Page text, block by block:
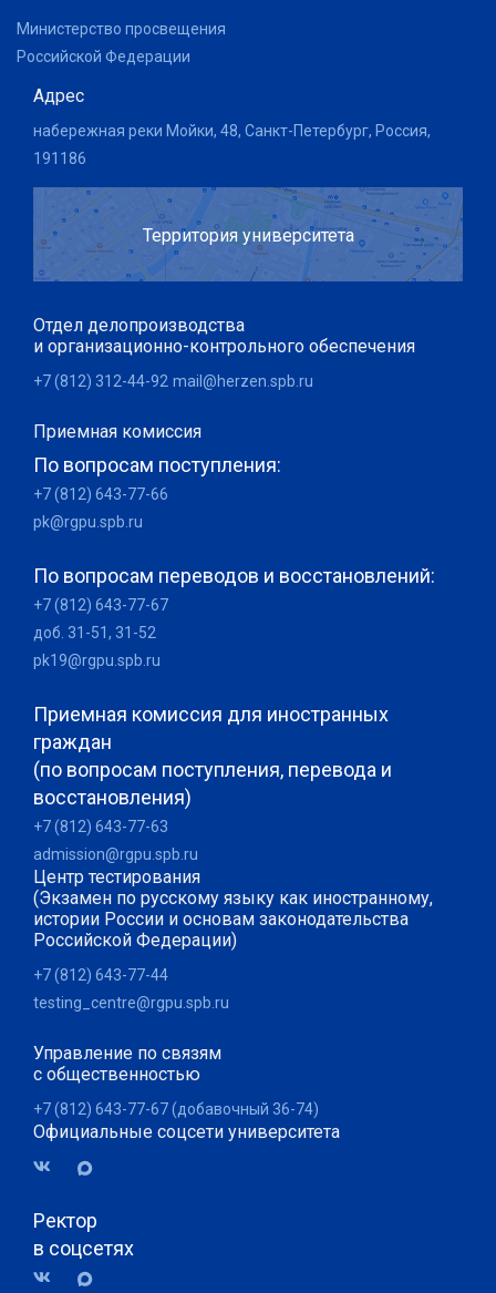
Министерство просвещения
Российской Федерации
Адрес
набережная реки Мойки, 48, Санкт-Петербург, Россия,
191186
Территория университета
Отдел делопроизводства
и организационно-контрольного обеспечения
+7 (812) 312-44-92 mail@herzen.spb.ru
Приемная комиссия
По вопросам поступления:
+7 (812) 643-77-66
pk@rgpu.spb.ru
По вопросам переводов и восстановлений:
+7 (812) 643-77-67
доб. 31-51, 31-52
pk19@rgpu.spb.ru
Приемная комиссия для иностранных
граждан
(по вопросам поступления, перевода и
восстановления)
+7 (812) 643-77-63
admission@rgpu.spb.ru
Центр тестирования
(Экзамен по русскому языку как иностранному,
истории России и основам законодательства
Российской Федерации)
+7 (812) 643-77-44
testing_centre@rgpu.spb.ru
Управление по связям
с общественностью
+7 (812) 643-77-67 (добавочный 36-74)
Официальные соцсети университета
Ректор
в соцсетях